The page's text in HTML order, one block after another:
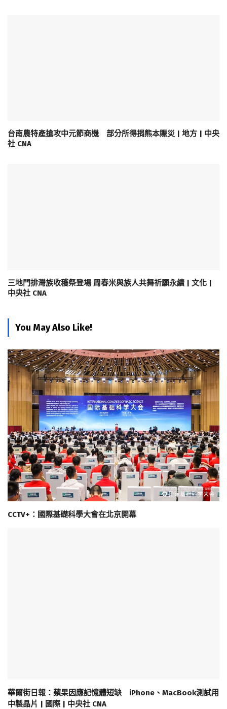
台南農特產搶攻中元節商機 部分所得捐熊本賑災 | 地方 | 中央
社 CNA
三地門排灣族收穫祭登場 周春米與族人共舞祈願永續 | 文化 |
中央社 CNA
You May Also Like!
CCTV+：國際基礎科學大會在北京開幕
華爾街日報：蘋果因應記憶體短缺 iPhone、MacBook測試用
中製晶片 | 國際 | 中央社 CNA